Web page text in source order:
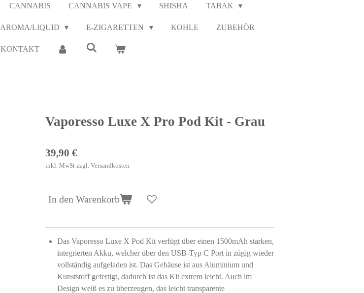
CANNABIS CANNABIS VAPE SHISHA TABAK
AROMA/LIQUID E-ZIGARETTEN KOHLE ZUBEHÖR
KONTAKT
Vaporesso Luxe X Pro Pod Kit - Grau
39,90 €
inkl. MwSt zzgl. Versandkosten
In den Warenkorb
Das Vaporesso Luxe X Pod Kit verfügt über einen 1500mAh starken,
integrierten Akku, welcher über den USB-Typ C Port in zügig wieder
vollständig aufgeladen ist. Das Gehäuse ist aus Aluminium und
Kunststoff gefertigt, dadurch ist das Kit extrem leicht. Auch im
Design weiß es zu überzeugen, das leicht transparente